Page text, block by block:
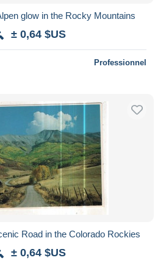
glow in the Rocky Mountains
± 0,64 $US
Professionnel
Road in the Colorado Rockies
± 0,64 $US